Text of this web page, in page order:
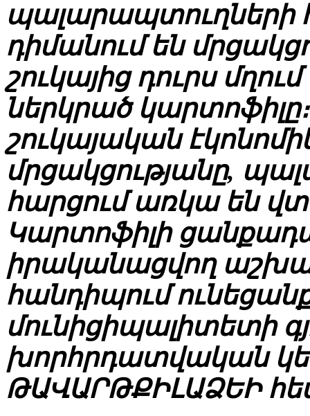
պալարապտուղների
դիմանում են
շուկայից դուրս
ներկրած
շուկայական
մրցակցությանը,
հարցում առկա են
Կարտոֆիլի
իրականացվող
հանդիպում
մունիցիպալիտետի
խորհրդատվական
ԹԱՎԱՐԹՔԻԼԱՁԵԻ